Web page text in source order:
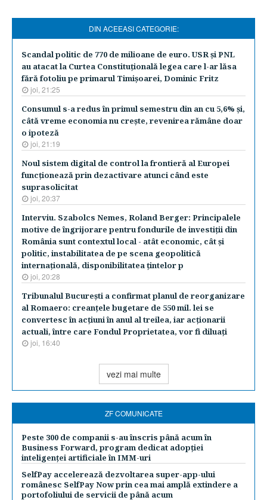
DIN ACEEASI CATEGORIE:
Scandal politic de 770 de milioane de euro. USR şi PNL
au atacat la Curtea Constituţională legea care l-ar lăsa
fără fotoliu pe primarul Timişoarei, Dominic Fritz
joi, 21:25
Consumul s-a redus în primul semestru din an cu 5,6% şi,
câtă vreme economia nu creşte, revenirea rămâne doar
o ipoteză
joi, 21:19
Noul sistem digital de control la frontieră al Europei
funcţionează prin dezactivare atunci când este
suprasolicitat
joi, 20:37
Interviu. Szabolcs Nemes, Roland Berger: Principalele
motive de îngrijorare pentru fondurile de investiţii din
România sunt contextul local - atât economic, cât şi
politic, instabilitatea de pe scena geopolitică
internaţională, disponibilitatea ţintelor p
joi, 20:28
Tribunalul Bucureşti a confirmat planul de reorganizare
al Romaero: creanţele bugetare de 550 mil. lei se
convertesc în acţiuni în anul al treilea, iar acţionarii
actuali, între care Fondul Proprietatea, vor fi diluaţi
joi, 16:40
vezi mai multe
ZF COMUNICATE
Peste 300 de companii s-au înscris până acum în
Business Forward, program dedicat adopției
inteligenței artificiale în IMM-uri
SelfPay accelerează dezvoltarea super-app-ului
românesc SelfPay Now prin cea mai amplă extindere a
portofoliului de servicii de până acum